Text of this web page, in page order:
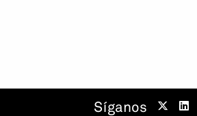
Síganos